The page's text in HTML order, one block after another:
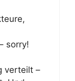
sorry!
verteilt –